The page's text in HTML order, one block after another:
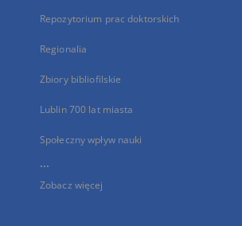
Repozytorium prac doktorskich
Regionalia
Zbiory bibliofilskie
Lublin 700 lat miasta
Społeczny wpływ nauki
...
Zobacz więcej